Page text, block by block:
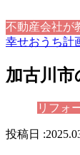
不動産会社が
幸せおうち計
加古川
リフォ